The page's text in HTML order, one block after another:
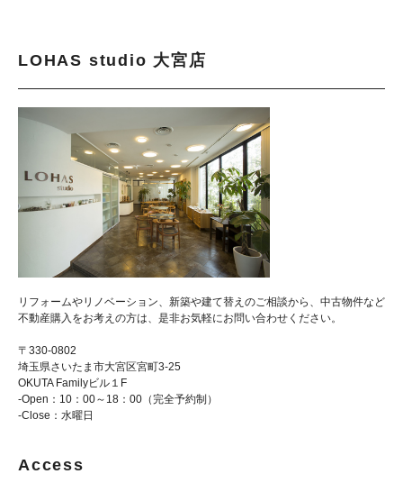
LOHAS studio 大宮店
リフォームやリノベーション、新築や建て替えのご相談から、中古物件など
不動産購入をお考えの方は、是非お気軽にお問い合わせください。
〒330-0802
埼玉県さいたま市大宮区宮町3-25
OKUTA Familyビル１F
-Open：10：00～18：00（完全予約制）
-Close：水曜日
Access